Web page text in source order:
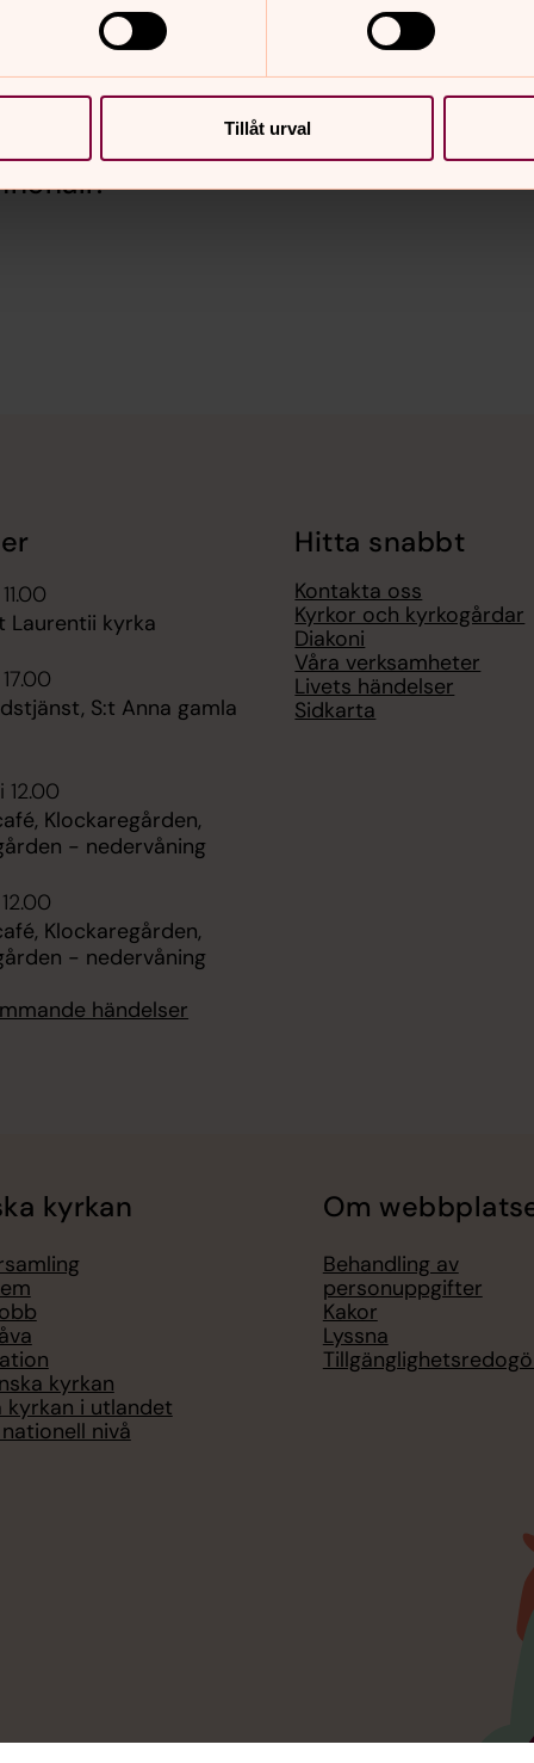
Tillåt urval
Laurentii kyrka
S:t Anna gamla
12.00
Klockaregården,
- nedervåning
Klockaregården,
- nedervåning
händelser
Hitta snabbt
Kontakta oss
Kyrkor och kyrkogårdar
Diakoni
Våra verksamheter
Livets händelser
Sidkarta
kyrkan
kyrkan
kyrkan i utlandet
nivå
Om
Behandling av
personuppgifter
Kakor
Lyssna